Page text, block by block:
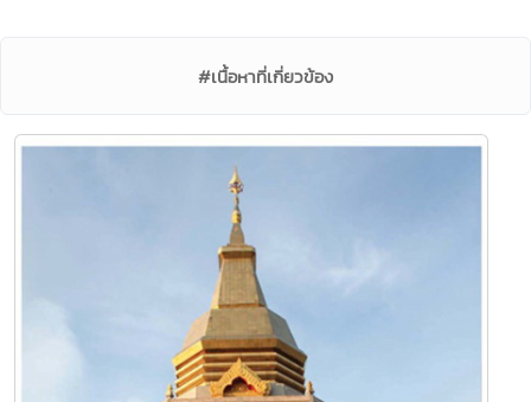
#เนื้อหาที่เกี่ยวข้อง